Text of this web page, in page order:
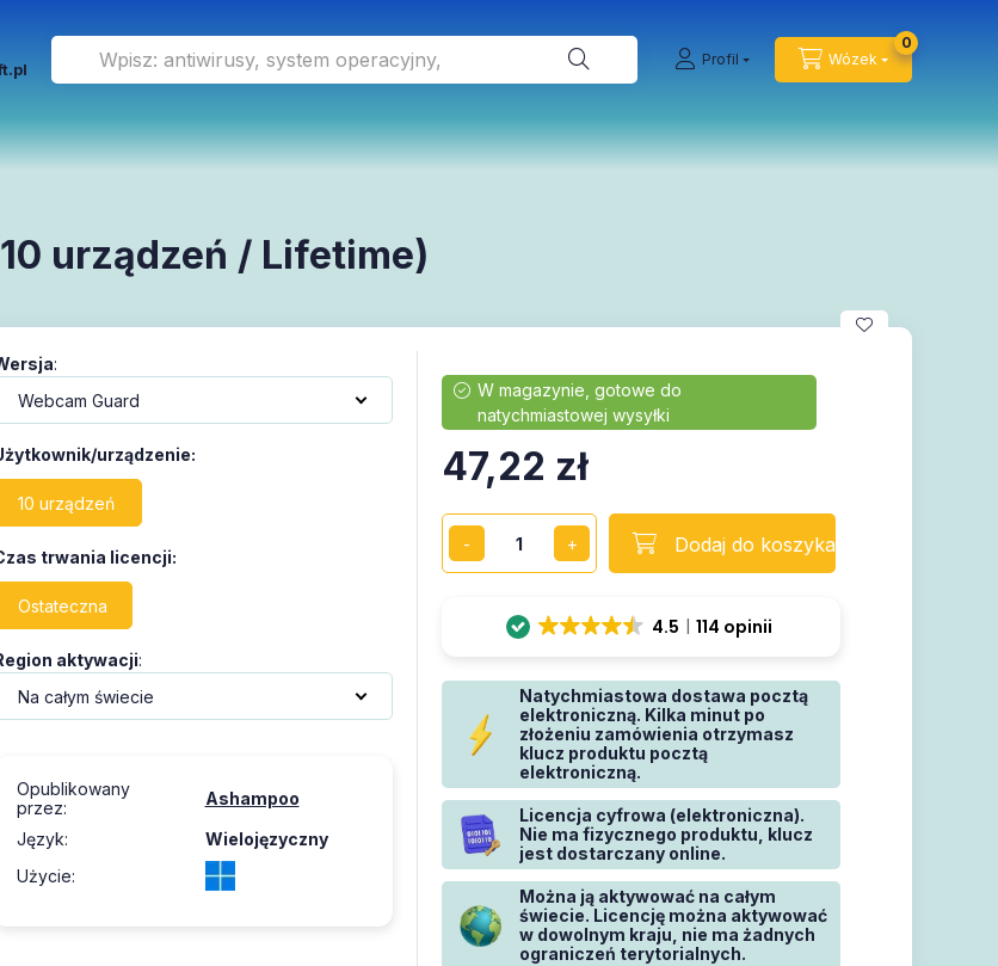
Profil Wózek
0
urządzeń / Lifetime)
:
urządzenie:
10 urządzeń
trwania licencji:
Ostateczna
aktywacji:
Opublikowany
przez:
Ashampoo
Język:
Wielojęzyczny
Użycie:
47,22 zł
Dodaj do koszyka
4.5 114 opinii
Natychmiastowa dostawa pocztą
elektroniczną. Kilka minut po
złożeniu zamówienia otrzymasz
klucz produktu pocztą
elektroniczną.
Licencja cyfrowa (elektroniczna).
Nie ma fizycznego produktu, klucz
jest dostarczany online.
Można ją aktywować na całym
świecie. Licencję można aktywować
w dowolnym kraju, nie ma żadnych
ograniczeń terytorialnych.